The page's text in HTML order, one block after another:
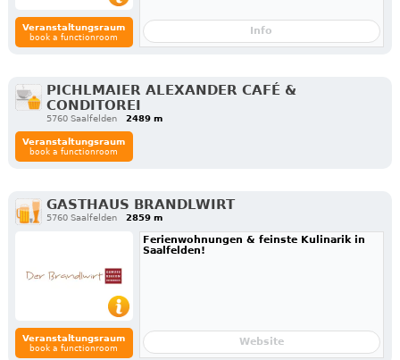
Veranstaltungsraum
book a functionroom
Info
PICHLMAIER ALEXANDER CAFÉ &
CONDITOREI
5760 Saalfelden 2489 m
Veranstaltungsraum
book a functionroom
GASTHAUS BRANDLWIRT
5760 Saalfelden 2859 m
Veranstaltungsraum
book a functionroom
Ferienwohnungen & feinste Kulinarik in
Saalfelden!
Website